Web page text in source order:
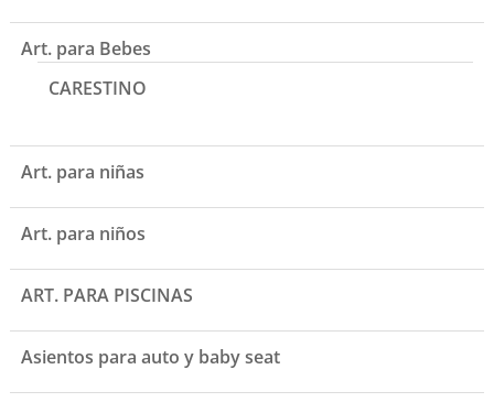
Art. para Bebes
CARESTINO
Art. para niñas
Art. para niños
ART. PARA PISCINAS
Asientos para auto y baby seat